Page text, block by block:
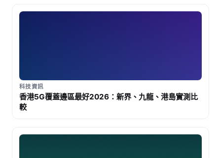
科技資訊
香港5G覆蓋邊區最好2026：新界、九龍、港島實測比
較